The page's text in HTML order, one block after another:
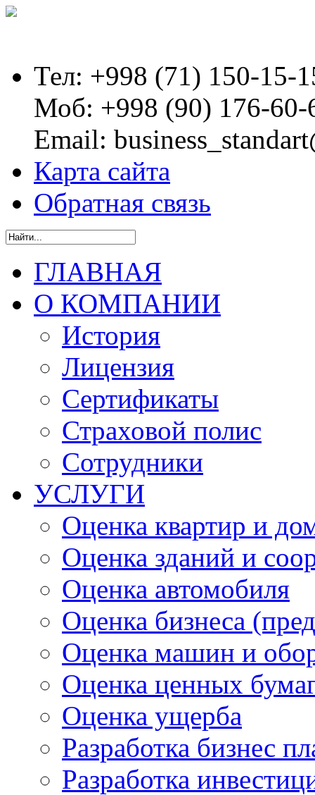
Тел: +998 (71) 150-15-
Моб: +998 (90) 176-60-
Email:
Карта сайта
Обратная связь
ГЛАВНАЯ
О КОМПАНИИ
История
Лицензия
Сертификаты
Страховой полис
Сотрудники
УСЛУГИ
Оценка квартир и
Оценка зданий и
Оценка автомобиля
Оценка бизнеса
Оценка машин и
Оценка ценных
Оценка ущерба
Разработка бизнес
Разработка